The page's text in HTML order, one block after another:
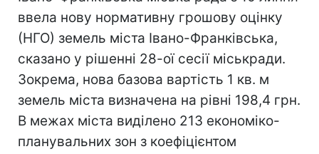
ввела нову нормативну грошову оцінку
(НГО) земель міста Івано-Франківська,
сказано у рішенні 28-ої сесії міськради.
Зокрема, нова базова вартість 1 кв. м
земель міста визначена на рівні 198,4 грн.
В межах міста виділено 213 економіко-
планувальних зон з коефіцієнтом